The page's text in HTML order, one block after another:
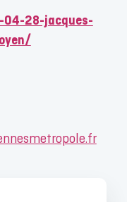
28-jacques-